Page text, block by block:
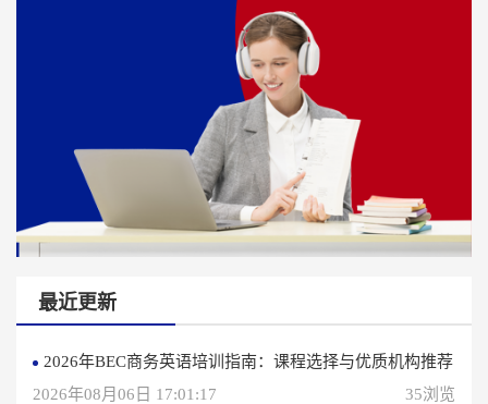
最近更新
2026年BEC商务英语培训指南：课程选择与优质机构推荐
2026年08月06日 17:01:17
35浏览